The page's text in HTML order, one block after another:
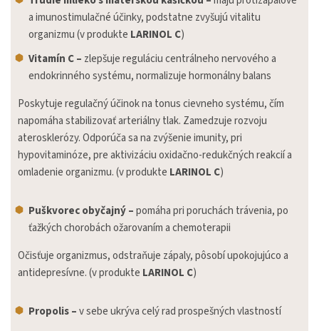
a imunostimulačné účinky, podstatne zvyšujú vitalitu
organizmu (v produkte LARINOL C)
Vitamín C – zlepšuje reguláciu centrálneho nervového a
endokrinného systému, normalizuje hormonálny balans
Poskytuje regulačný účinok na tonus cievneho systému, čím
napomáha stabilizovať arteriálny tlak. Zamedzuje rozvoju
aterosklerózy. Odporúča sa na zvýšenie imunity, pri
hypovitaminóze, pre aktivizáciu oxidačno-redukčných reakcií a
omladenie organizmu. (v produkte LARINOL C)
Puškvorec obyčajný –pomáha pri poruchách trávenia, po
ťažkých chorobách ožarovaním a chemoterapii
Očisťuje organizmus, odstraňuje zápaly, pôsobí upokojujúco a
antidepresívne. (v produkte LARINOL C)
Propolis –v sebe ukrýva celý rad prospešných vlastností